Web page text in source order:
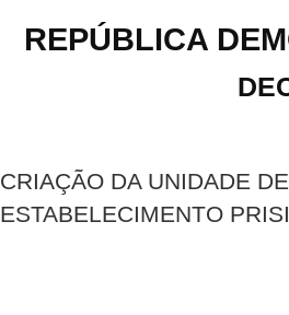
REPÚBLICA
CRIAÇÃO DA UNIDADE
ESTABELECIMENTO